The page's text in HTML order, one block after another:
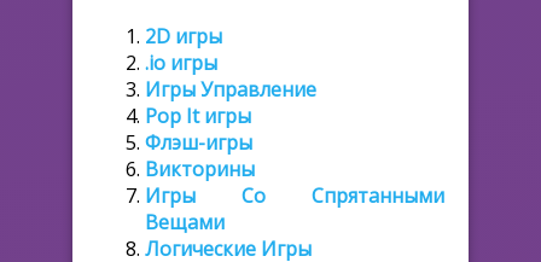
2D игры
.io игры
Игры Управление
Pop It игры
Флэш-игры
Викторины
Игры Со Спрятанными
Вещами
Логические Игры